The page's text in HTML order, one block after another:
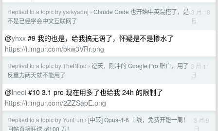
Replied to a topic by yarkyaonj › Claude Code 也开始中英混搭了，是
不是已经学会中文互联网了
3 月 18
日
@yhxx #9 我的也是，给我搞无语了，怀疑是不是掺水了
https://i.imgur.com/bkw3VRr.png
Replied to a topic by TheBlind › 逆天，刚冲的 Google Pro 账户，用了
反重力两天就不能用了
3 月 11
日
@lneoi #10 3.1 pro 现在用多了也给我 24h 的限制了
https://i.imgur.com/2ZZSapE.png
Replied to a topic by YunFun › [中转] Opus-4-6 上线，免费开蹬一周！
回帖直接狂送 💰100 刀！
3 月 9
日